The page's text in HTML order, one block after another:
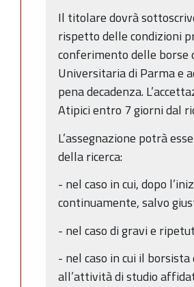
Il titolare dovrà
rispetto delle condizioni
conferimento delle borse
Universitaria di Parma e
pena decadenza.
Atipici entro 7 giorni dal
L’assegnazione potrà
della ricerca:
- nel caso in cui, dopo
continuamente, salvo
- nel caso di gravi e
- nel caso in cui il
all’attività di studio